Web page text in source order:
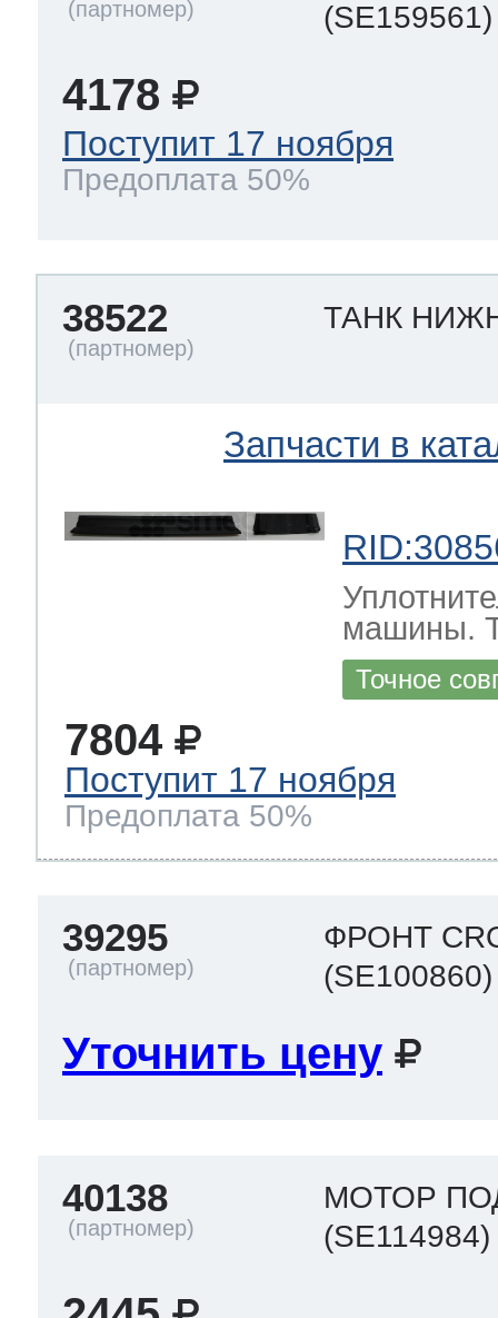
(SE159561)
4178
Поступит 17 ноября
Предоплата 50%
38522 ТАНК
Запчасти в
машины.
Точное
7804
Поступит 17 ноября
Предоплата 50%
39295
ФРОНТ
(SE100860)
Уточнить цену
40138
МОТОР
(SE114984)